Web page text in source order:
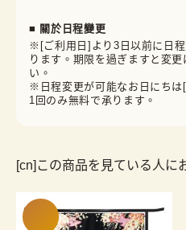
■ 關於日程變更
※[ご利用日]より3日以前に日
ります。期限を過ぎますと変
い。
※日程変更が可能なお日にち
1回のみ無料で承ります。
[cn]この商品を見ている人に